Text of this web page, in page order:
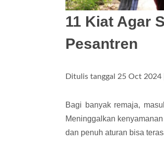
11 Kiat Agar
Pesantren
Ditulis tanggal 25 Oct 2024
Bagi banyak remaja,
Meninggalkan
dan penuh aturan bisa